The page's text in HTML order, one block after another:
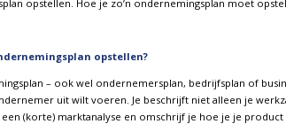
opstellen. Hoe je zo’n ondernemingsplan moet
opstellen?
– ook wel ondernemersplan, bedrijfsplan of
uit wilt voeren. Je beschrijft niet alleen je
(korte) marktanalyse en omschrijf je hoe je je product